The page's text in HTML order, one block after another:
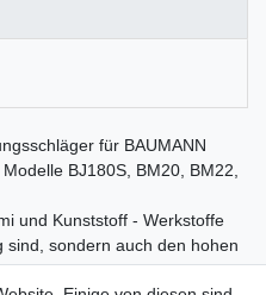
für BAUMANN
BJ180S, BM20, BM22,
und Kunststoff - Werkstoffe
sondern auch den hohen
gerecht werden.